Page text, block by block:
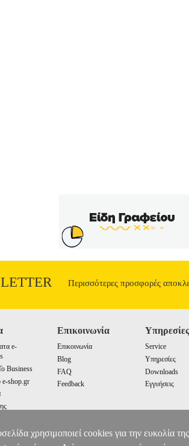
Περισσότερες προσφορές
e-
Business
e-shop.gr
Επικοινωνία
Επικοινωνία
Blog
FAQ
Feedback
Υπηρεσίες
Service
Υπηρεσίες
Downloads
Εγγυήσεις
χρησιμοποιεί cookies για την ευκολία